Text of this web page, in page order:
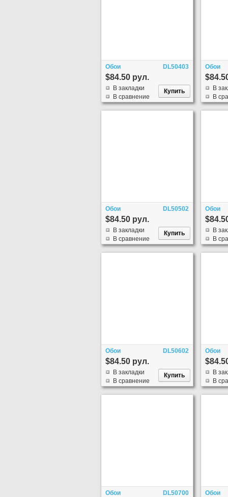
Обои DL50403
$84.50 рул.
В закладки
В сравнение
Обои
В
В
Обои DL50502
$84.50 рул.
В закладки
В сравнение
Обои
В
В
Обои DL50602
$84.50 рул.
В закладки
В сравнение
Обои
В
В
Обои DL50700 Обои